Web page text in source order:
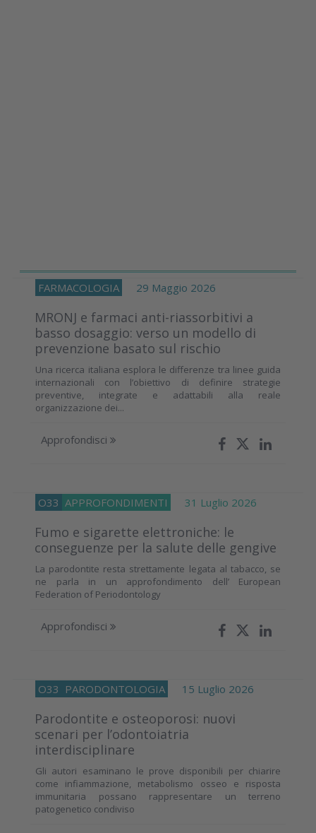
FARMACOLOGIA 29 Maggio 2026
MRONJ e farmaci anti-riassorbitivi a
basso dosaggio: verso un modello di
prevenzione basato sul rischio
Una ricerca italiana esplora le differenze tra linee guida
internazionali con l’obiettivo di definire strategie
preventive, integrate e adattabili alla reale
organizzazione dei...
Approfondisci
O33 APPROFONDIMENTI 31 Luglio 2026
Fumo e sigarette elettroniche: le
conseguenze per la salute delle gengive
La parodontite resta strettamente legata al tabacco, se
ne parla in un approfondimento dell’ European
Federation of Periodontology
Approfondisci
O33 PARODONTOLOGIA 15 Luglio 2026
Parodontite e osteoporosi: nuovi
scenari per l’odontoiatria
interdisciplinare
Gli autori esaminano le prove disponibili per chiarire
come infiammazione, metabolismo osseo e risposta
immunitaria possano rappresentare un terreno
patogenetico condiviso